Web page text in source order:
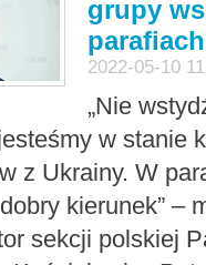
grupy
parafiach
2022-05-10
„Nie
w stanie
z Ukrainy. W
kierunek” –
sekcji polskiej